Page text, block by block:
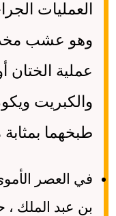
العمليات
وهو عشب
عملية الختان
والكبريت
طبخهما بمثابة
في العصر